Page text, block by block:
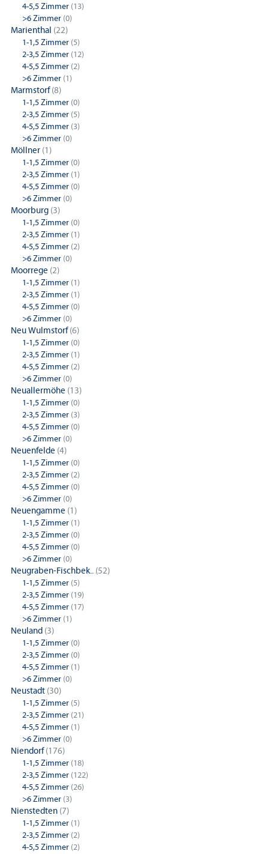
4-5,5 Zimmer (13)
>6 Zimmer (0)
Marienthal (22)
1-1,5 Zimmer (5)
2-3,5 Zimmer (12)
4-5,5 Zimmer (2)
>6 Zimmer (1)
Marmstorf(8)
1-1,5 Zimmer (0)
2-3,5 Zimmer (5)
4-5,5 Zimmer (3)
>6 Zimmer (0)
Möllner (1)
1-1,5 Zimmer (0)
2-3,5 Zimmer (1)
4-5,5 Zimmer (0)
>6 Zimmer (0)
Moorburg (3)
1-1,5 Zimmer (0)
2-3,5 Zimmer (1)
4-5,5 Zimmer (2)
>6 Zimmer (0)
Moorrege (2)
1-1,5 Zimmer (1)
2-3,5 Zimmer (1)
4-5,5 Zimmer (0)
>6 Zimmer (0)
Neu Wulmstorf(6)
1-1,5 Zimmer (0)
2-3,5 Zimmer (1)
4-5,5 Zimmer (2)
>6 Zimmer (0)
Neuallermöhe (13)
1-1,5 Zimmer (0)
2-3,5 Zimmer (3)
4-5,5 Zimmer (0)
>6 Zimmer (0)
Neuenfelde (4)
1-1,5 Zimmer (0)
2-3,5 Zimmer (2)
4-5,5 Zimmer (0)
>6 Zimmer (0)
Neuengamme (1)
1-1,5 Zimmer (1)
2-3,5 Zimmer (0)
4-5,5 Zimmer (0)
>6 Zimmer (0)
Neugraben-Fischbek.. (52)
1-1,5 Zimmer (5)
2-3,5 Zimmer (19)
4-5,5 Zimmer (17)
>6 Zimmer (1)
Neuland (3)
1-1,5 Zimmer (0)
2-3,5 Zimmer (0)
4-5,5 Zimmer (1)
>6 Zimmer (0)
Neustadt (30)
1-1,5 Zimmer (5)
2-3,5 Zimmer (21)
4-5,5 Zimmer (1)
>6 Zimmer (0)
Niendorf(176)
1-1,5 Zimmer (18)
2-3,5 Zimmer (122)
4-5,5 Zimmer (26)
>6 Zimmer (3)
Nienstedten (7)
1-1,5 Zimmer (1)
2-3,5 Zimmer (2)
4-5,5 Zimmer (2)